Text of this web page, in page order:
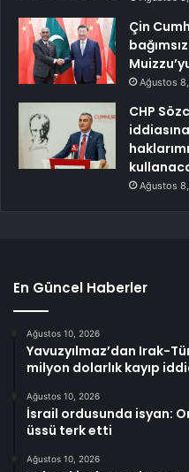
Çin
Ağustos
CHP
Ağustos
En Güncel Haberler
Ağustos 10, 2026
Yavuzyılmaz’dan Irak-
milyon dolarlık kayıp
Ağustos 10, 2026
İsrail ordusunda isyan:
üssü terk etti
Ağustos 10, 2026